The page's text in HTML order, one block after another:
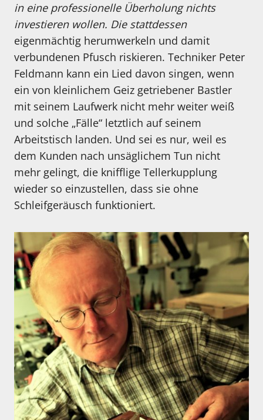
in eine professionelle Überholung nichts
investieren wollen. Die stattdessen
eigenmächtig herumwerkeln und damit
verbundenen Pfusch riskieren. Techniker Peter
Feldmann kann ein Lied davon singen, wenn
ein von kleinlichem Geiz getriebener Bastler
mit seinem Laufwerk nicht mehr weiter weiß
und solche „Fälle“ letztlich auf seinem
Arbeitstisch landen. Und sei es nur, weil es
dem Kunden nach unsäglichem Tun nicht
mehr gelingt, die knifflige Tellerkupplung
wieder so einzustellen, dass sie ohne
Schleifgeräusch funktioniert.